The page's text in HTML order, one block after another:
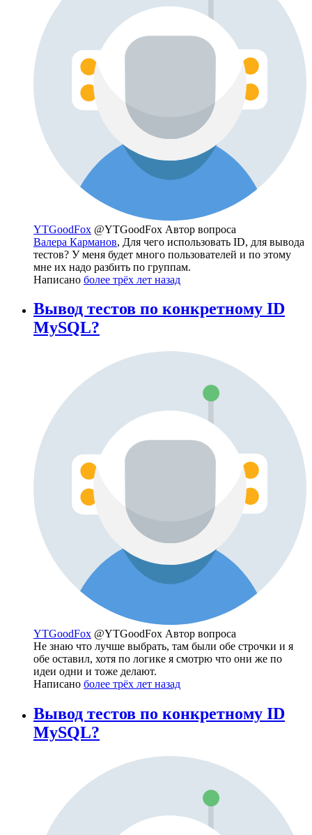
YTGoodFox @YTGoodFox Автор вопроса
Валера Карманов, Для чего использовать ID, для вывода
тестов? У меня будет много пользователей и по этому
мне их надо разбить по группам.
Написано более трёх лет назад
Вывод тестов по конкретному ID
MySQL?
YTGoodFox @YTGoodFox Автор вопроса
Не знаю что лучше выбрать, там были обе строчки и я
обе оставил, хотя по логике я смотрю что они же по
идеи одни и тоже делают.
Написано более трёх лет назад
Вывод тестов по конкретному ID
MySQL?